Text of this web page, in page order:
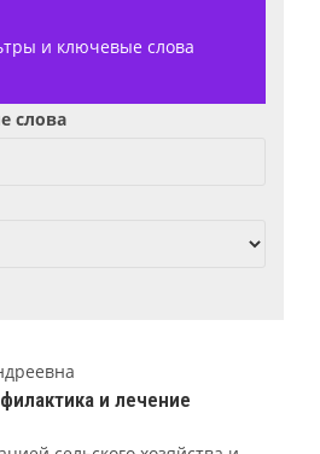
и ключевые слова
слова
и лечение